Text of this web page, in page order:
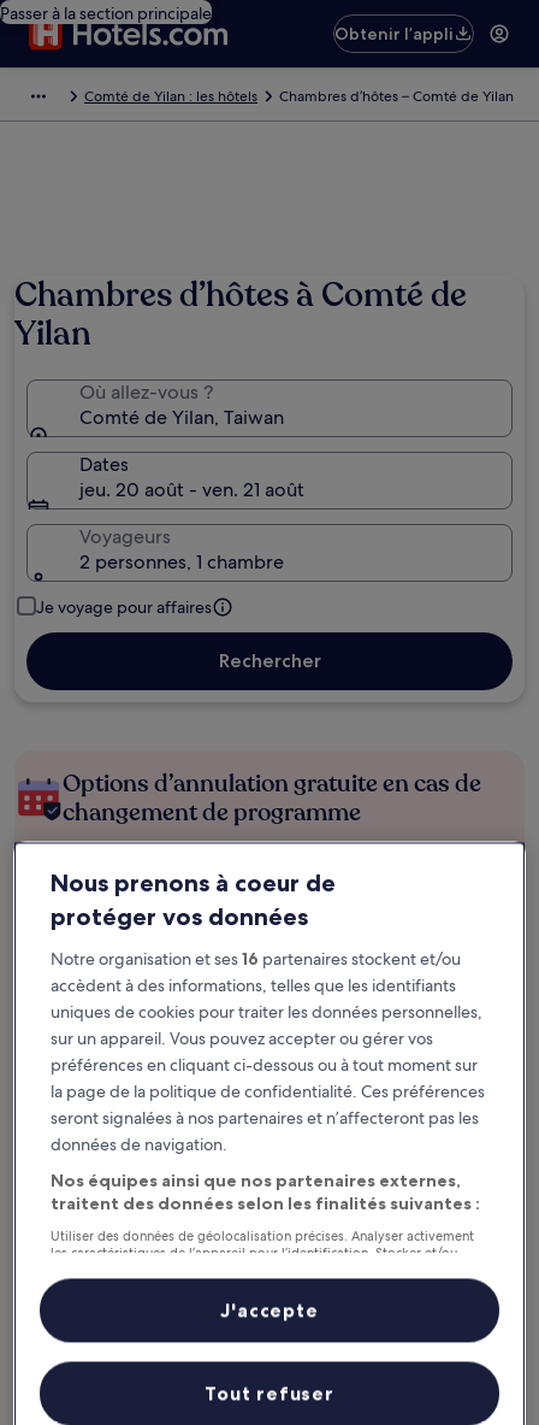
Passer à la section principale
Obtenir l’appli
Comté de Yilan : les hôtels Chambres d’hôtes – Comté de Yilan
Chambres d’hôtes à Comté de
Yilan
Où allez-vous ?
Comté de Yilan, Taiwan
Dates
jeu. 20 août - ven. 21 août
Voyageurs
2 personnes, 1 chambre
Je voyage pour affaires
Rechercher
Options d’annulation gratuite en cas de
changement de programme
Gagnez des récompenses pour chaque
nuit séjournée
Économisez plus grâce aux Prix membres
Consultez les prix pour ces dates
Le week-end prochain
14 août - 16 août
Dans deux semaines
Dans un mois
4 sept. - 6 sept.
Dans deux mois
2 oct. - 4 oct.
Comté de Yilan : où
séjourner ?
Jiaoxi : les Chambres d’hôtes
Hotel PIN Jiaoxi Mu Jiao
Nous prenons à coeur de
protéger vos données
Notre organisation et ses16 partenaires stockent et/ou
accèdent à des informations, telles que les identifiants
uniques de cookies pour traiter les données personnelles,
sur un appareil. Vous pouvez accepter ou gérer vos
préférences en cliquant ci-dessous ou à tout moment sur
la page de la politique de confidentialité. Ces préférences
seront signalées à nos partenaires et n’affecteront pas les
données de navigation.
Nos équipes ainsi que nos partenaires externes,
traitent des données selon les finalités suivantes :
Utiliser des données de géolocalisation précises. Analyser activement
les caractéristiques de l’appareil pour l’identification. Stocker et/ou
personnalisés, mesure de performance des publicités et du contenu,
études d’audience et développement de services.
Liste de nos partenaires (fournisseurs)
Tout refuser
J'accepte